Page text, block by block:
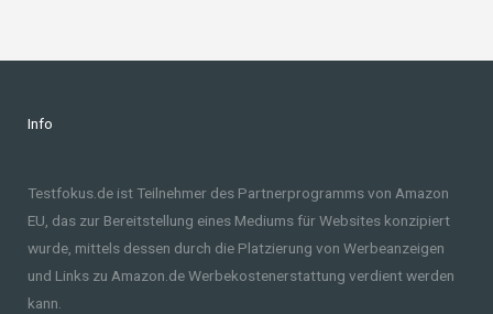
Info
Testfokus.de ist Teilnehmer des Partnerprogramms von Amazon
EU, das zur Bereitstellung eines Mediums für Websites konzipiert
wurde, mittels dessen durch die Platzierung von Werbeanzeigen
und Links zu Amazon.de Werbekostenerstattung verdient werden
kann.